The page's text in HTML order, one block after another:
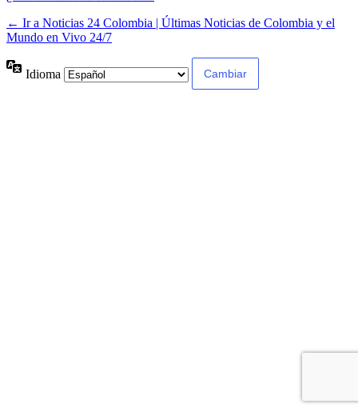
← Ir a Noticias 24 Colombia | Últimas Noticias de Colombia y el
Mundo en Vivo 24/7
Idioma